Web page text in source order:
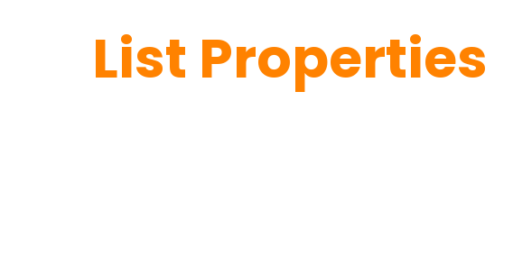
List Properties